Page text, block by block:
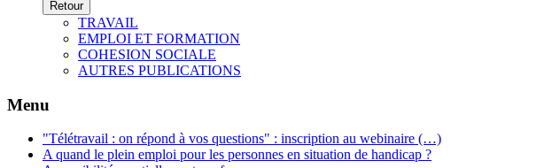
Retour
TRAVAIL
EMPLOI ET FORMATION
COHESION SOCIALE
AUTRES PUBLICATIONS
Menu
"Télétravail : on répond à vos questions" : inscription au webinaire (…)
A quand le plein emploi pour les personnes en situation de handicap ?